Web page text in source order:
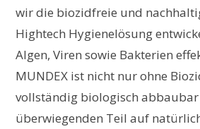
wir die biozidfreie und
Hightech Hygienelösung
Algen, Viren sowie Bakterien
MUNDEX ist nicht nur ohne
vollständig biologisch
überwiegenden Teil auf